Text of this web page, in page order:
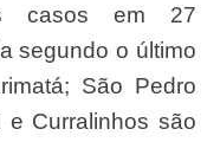
casos em 27
segundo o último
São Pedro
e Curralinhos são